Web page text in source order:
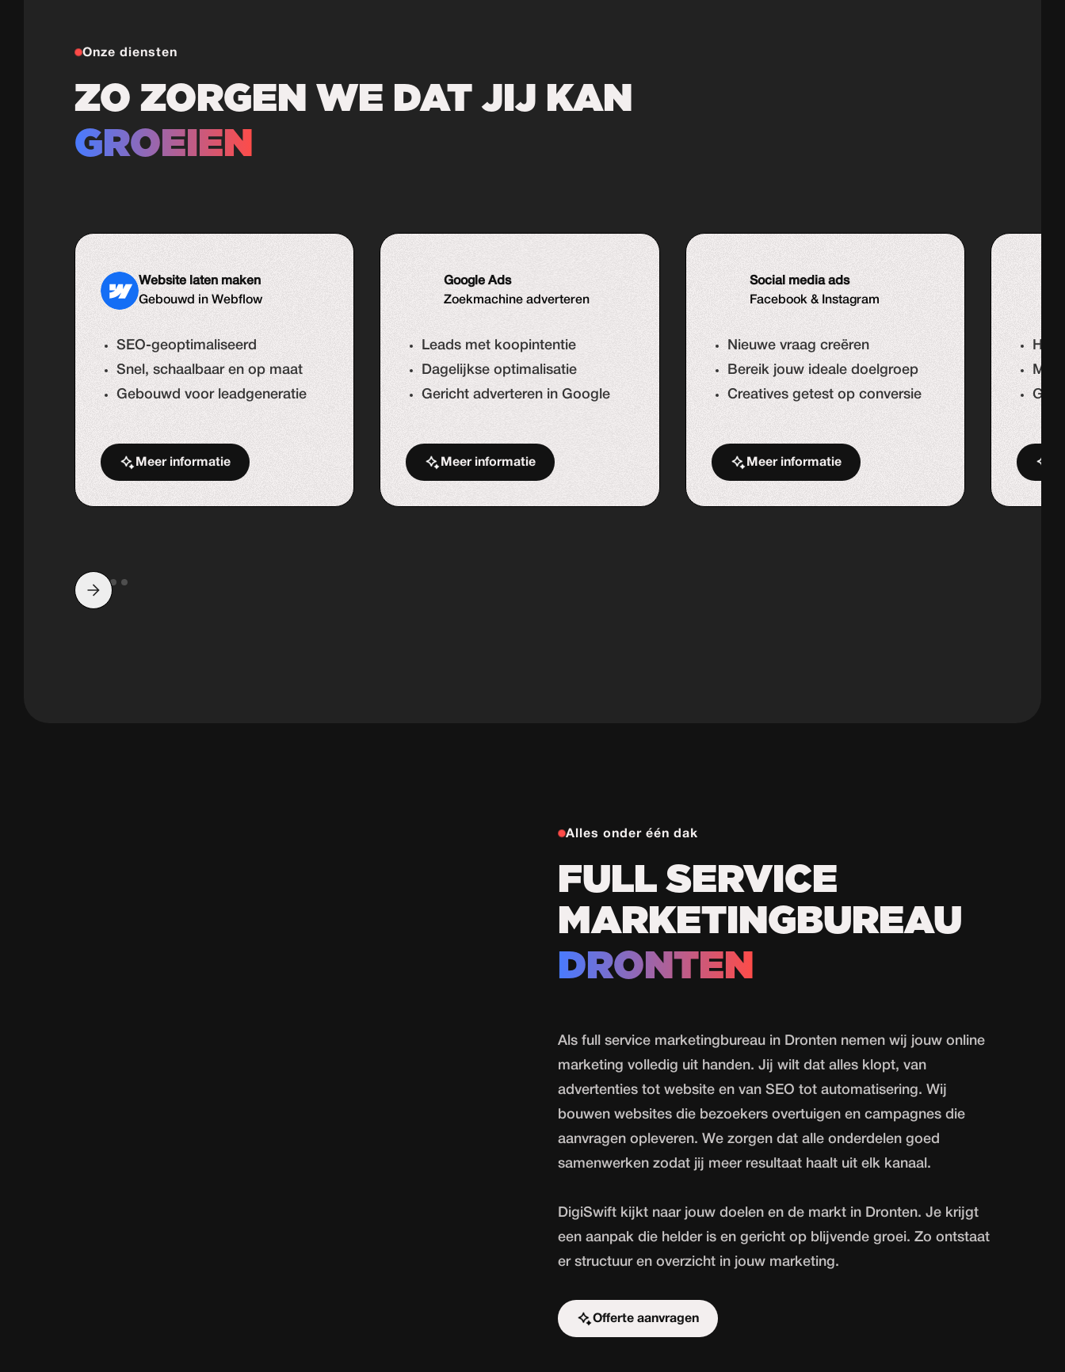
Onze diensten
ZO ZORGEN WE DAT JIJ KAN
GROEIEN
Website laten maken
Gebouwd in Webflow
SEO-geoptimaliseerd
Snel, schaalbaar en op maat
Gebouwd voor leadgeneratie
Meer informatie
Start de uitdaging
Google Ads
Zoekmachine adverteren
Leads met koopintentie
Dagelijkse optimalisatie
Gericht adverteren in Google
Meer informatie
Start de uitdaging
Social media ads
Facebook & Instagram
Nieuwe vraag creëren
Bereik jouw ideale doelgroep
Creatives getest op conversie
Meer informatie
Start de uitdaging
Alles onder één dak
FULL SERVICE
MARKETINGBUREAU
DRONTEN
Als full service marketingbureau in Dronten nemen wij jouw online
marketing volledig uit handen. Jij wilt dat alles klopt, van
advertenties tot website en van SEO tot automatisering. Wij
bouwen websites die bezoekers overtuigen en campagnes die
aanvragen opleveren. We zorgen dat alle onderdelen goed
samenwerken zodat jij meer resultaat haalt uit elk kanaal.
DigiSwift kijkt naar jouw doelen en de markt in Dronten. Je krijgt
een aanpak die helder is en gericht op blijvende groei. Zo ontstaat
er structuur en overzicht in jouw marketing.
Offerte aanvragen
Start de uitdaging